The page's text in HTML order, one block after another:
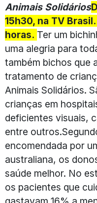
Animais Solidários
15h30, na TV
horas. Ter um
uma alegria para
também bichos que
tratamento de
Animais Solidários.
crianças em
deficientes visuais,
entre
encomendada por
australiana, os
saúde melhor. No
os pacientes que